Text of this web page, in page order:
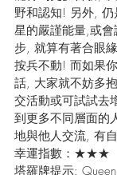
野和認知! 另外,
星的嚴謹能量,或
步, 就算有著合眼
按兵不動! 而如果
話, 大家就不妨多
交活動或可試試去
到更多不同層面的
地與他人交流, 有
幸運指數：★★★
塔羅牌提示: